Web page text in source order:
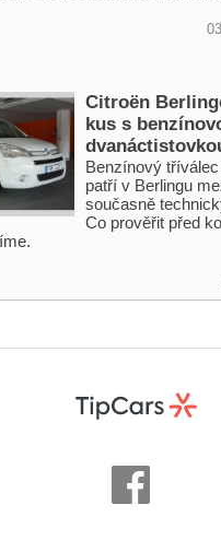
Citroën
kus s
Benzínový
patří v Berlingu
současně
Co prověřit před